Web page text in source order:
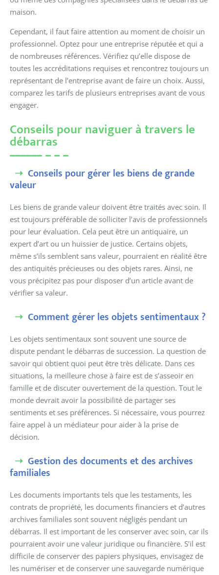
maison.
Cependant, il faut faire attention au moment de choisir un
professionnel. Optez pour une entreprise réputée et qui a
de nombreuses références. Vérifiez qu’elle dispose de
toutes les accréditations requises et rencontrez toujours un
représentant de l’entreprise avant de faire un choix. Aussi,
comparez les tarifs de plusieurs entreprises avant de vous
engager.
Conseils pour naviguer à travers le
débarras
Conseils pour gérer les biens de grande
valeur
Les biens de grande valeur doivent être traités avec soin. Il
est toujours préférable de solliciter l’avis de professionnels
pour leur évaluation. Cela peut être un antiquaire, un
expert d’art ou un huissier de justice. Certains objets,
même s’ils semblent sans valeur, pourraient en réalité être
des antiquités précieuses ou des objets rares. Ainsi, ne
vous précipitez pas pour disposer d’un article avant de
vérifier sa valeur.
Comment gérer les objets sentimentaux ?
Les objets sentimentaux sont souvent une source de
dispute pendant le débarras de succession. La question de
savoir qui obtient quoi peut être très délicate. Dans ces
situations, la meilleure chose à faire est de s’asseoir en
famille et de discuter ouvertement de la question. Tout le
monde devrait avoir la possibilité de partager ses
sentiments et ses préférences. Si nécessaire, vous pourrez
faire appel à un médiateur pour aider à la prise de
décision.
Gestion des documents et des archives
familiales
Les documents importants tels que les testaments, les
contrats de propriété, les documents financiers et d’autres
archives familiales sont souvent négligés pendant un
débarras. Il est important de les conserver avec soin, car ils
pourraient avoir une valeur juridique ou financière. S’il est
difficile de conserver des papiers physiques, envisagez de
les numériser et de conserver une sauvegarde numérique